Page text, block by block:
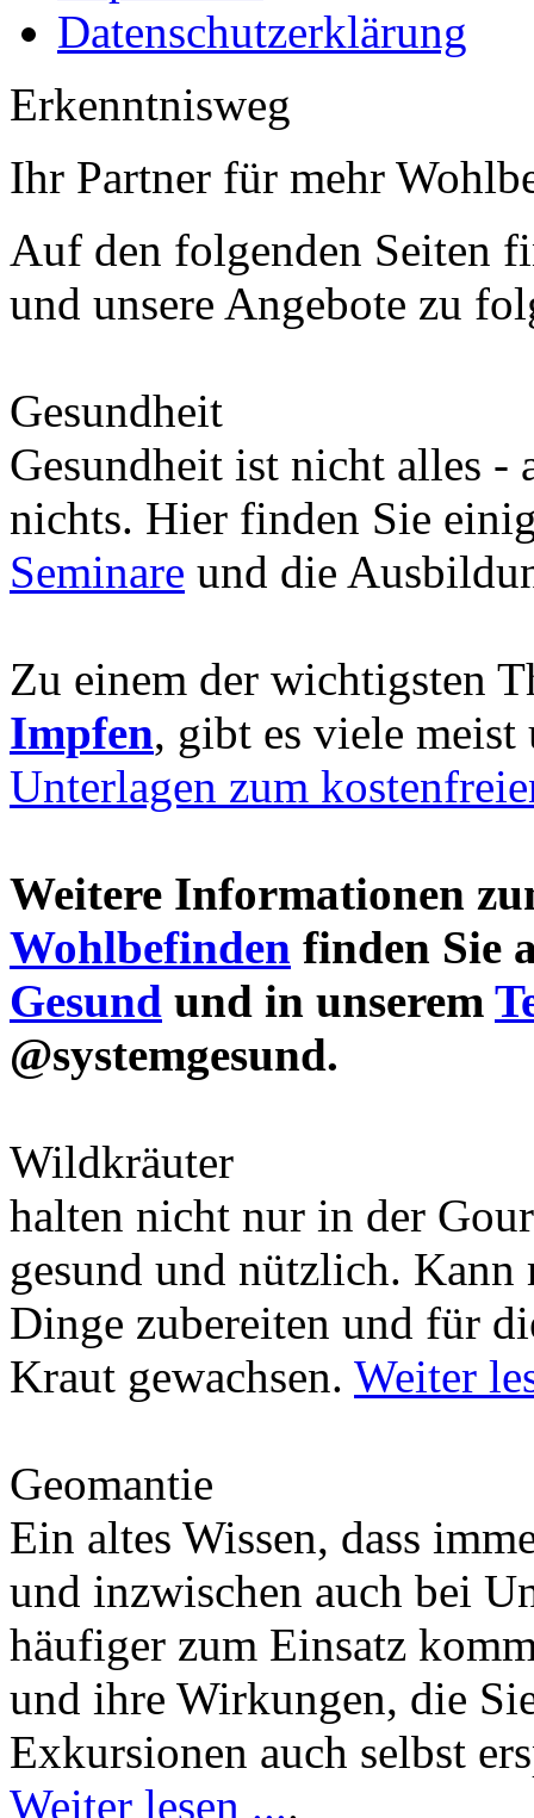
Datenschutzerklärung
Erkenntnisweg
Ihr Partner für mehr
Auf den folgenden Seiten
und unsere Angebote zu
Gesundheit
Gesundheit ist nicht alles -
nichts. Hier finden Sie
Seminare und die
Zu einem der wichtigsten
Impfen, gibt es viele
Unterlagen zum
Weitere Informationen
Wohlbefinden finden Sie
Gesund und in unserem
@systemgesund.
Wildkräuter
halten nicht nur in der
gesund und nützlich.
Dinge zubereiten und für
Kraut gewachsen. Weiter
Geomantie
Ein altes Wissen, dass
und inzwischen auch bei
häufiger zum Einsatz
und ihre Wirkungen, die
Exkursionen auch selbst
Weiter lesen ....